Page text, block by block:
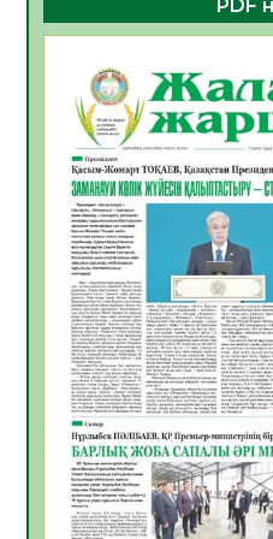
көрерменнің
ҚЫЗЫЛОРДАДА
ЖАРҚЫН БОЛАШАҚ»
МӘЖІЛІС ӨТТІ
05.08.2026
Қазақстан Орталық
қолайлы ел атанды
05.08.2026
Өрт қауіпсіздігі
азаматтың міндеті
05.08.2026
Руслан Рүстемұлы
кеңесшісі болып
05.08.2026
Цифрландыру
PDF